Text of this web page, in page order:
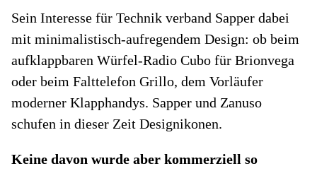
Sein Interesse für Technik verband Sapper dabei
mit minimalistisch-aufregendem Design: ob beim
aufklappbaren Würfel-Radio Cubo für Brionvega
oder beim Falttelefon Grillo, dem Vorläufer
moderner Klapphandys. Sapper und Zanuso
schufen in dieser Zeit Designikonen.
Keine davon wurde aber kommerziell so